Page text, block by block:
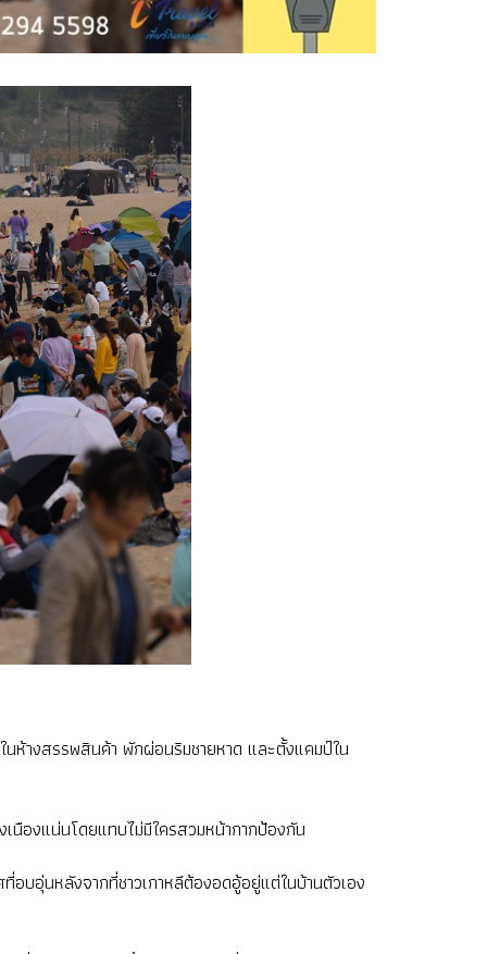
นห้างสรรพสินค้า พักผ่อนริมชายหาด และตั้งแคมป์ใน
นืองแน่นโดยแทบไม่มีใครสวมหน้ากากป้องกัน
อบอุ่นหลังจากที่ชาวเกาหลีต้องอดอู้อยู่แต่ในบ้านตัวเอง